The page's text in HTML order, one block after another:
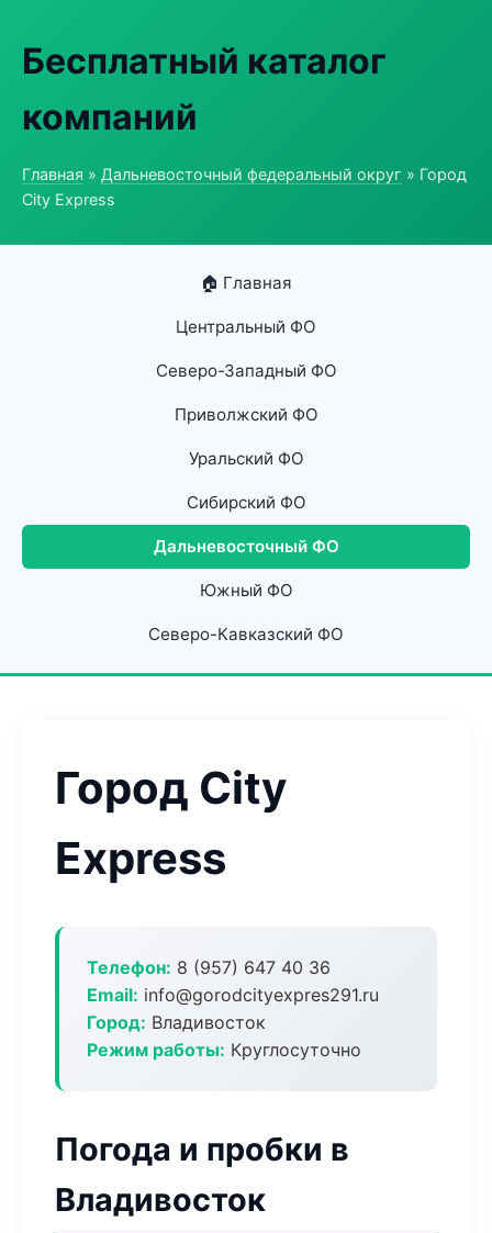
Бесплатный каталог
компаний
Главная » Дальневосточный федеральный округ » Город
City Express
🏠 Главная
Центральный ФО
Северо-Западный ФО
Приволжский ФО
Уральский ФО
Сибирский ФО
Дальневосточный ФО
Южный ФО
Северо-Кавказский ФО
Город City
Express
Телефон: 8 (957) 647 40 36
Email: info@gorodcityexpres291.ru
Город: Владивосток
Режим работы: Круглосуточно
Погода и пробки в
Владивосток